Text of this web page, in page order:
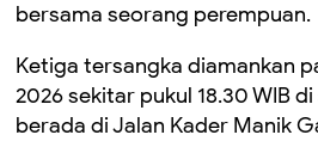
bersama seorang perempuan.
Ketiga tersangka diamankan
2026 sekitar pukul 18.30 WIB
berada di Jalan Kader Manik